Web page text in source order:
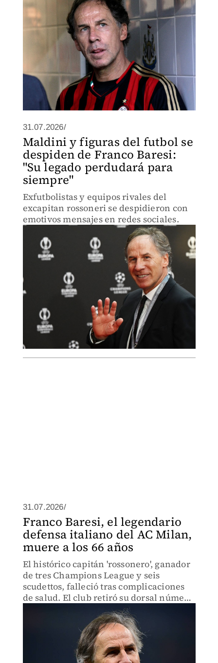
31.07.2026/
Maldini y figuras del futbol se
despiden de Franco Baresi:
"Su legado perdudará para
siempre"
Exfutbolistas y equipos rivales del
excapitan rossoneri se despidieron con
emotivos mensajes en redes sociales.
31.07.2026/
Franco Baresi, el legendario
defensa italiano del AC Milan,
muere a los 66 años
El histórico capitán 'rossonero', ganador
de tres Champions League y seis
scudettos, falleció tras complicaciones
de salud. El club retiró su dorsal número